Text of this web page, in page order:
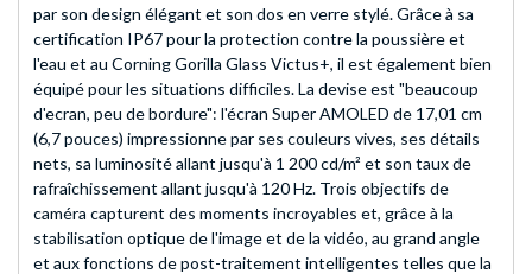
par son design élégant et son dos en verre stylé. Grâce à sa
certification IP67 pour la protection contre la poussière et
l'eau et au Corning Gorilla Glass Victus+, il est également bien
équipé pour les situations difficiles. La devise est "beaucoup
d'ecran, peu de bordure": l'écran Super AMOLED de 17,01 cm
(6,7 pouces) impressionne par ses couleurs vives, ses détails
nets, sa luminosité allant jusqu'à 1 200 cd/m² et son taux de
rafraîchissement allant jusqu'à 120 Hz. Trois objectifs de
caméra capturent des moments incroyables et, grâce à la
stabilisation optique de l'image et de la vidéo, au grand angle
et aux fonctions de post-traitement intelligentes telles que la